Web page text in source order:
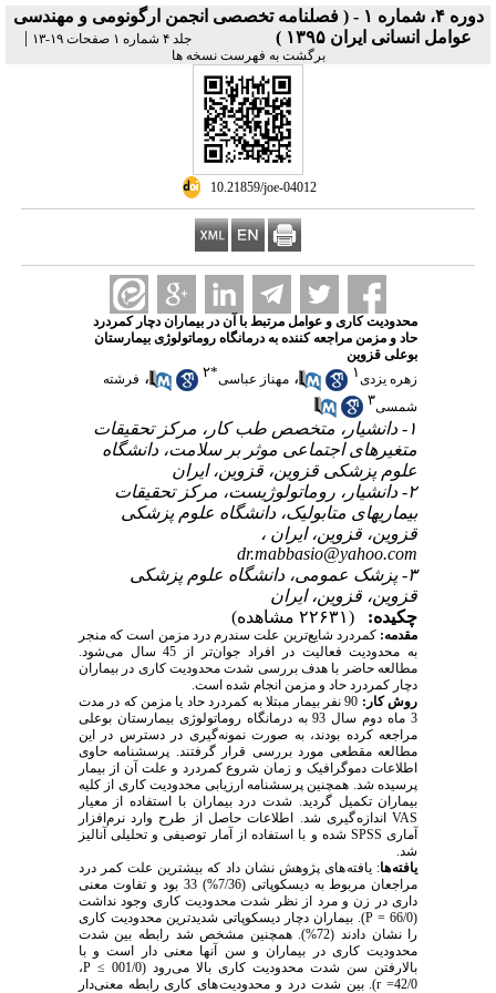
دوره ۴، شماره ۱ - ( فصلنامه تخصصی انجمن ارگونومی و مهندسی
عوامل انسانی ایران ۱۳۹۵ )
جلد ۴ شماره ۱ صفحات ۱۹-۱۳ |
برگشت به فهرست نسخه ها
‎ 10.21859/joe-04012
محدودیت کاری و عوامل مرتبط با آن در بیماران دچار کمردرد
حاد و مزمن مراجعه کننده به درمانگاه روماتولوژی بیمارستان
بوعلی قزوین
زهره یزدی۱ ، مهناز عباسی*۲ ، فرشته
شمسی۳
۱- دانشیار، متخصص طب کار، مرکز تحقیقات
متغیرهای اجتماعی موثر بر سلامت، دانشگاه
علوم پزشکی قزوین، قزوین، ایران
۲- دانشیار، روماتولوژیست، مرکز تحقیقات
بیماریهای متابولیک، دانشگاه علوم پزشکی
قزوین، قزوین، ایران ،
dr.mabbasio@yahoo.com
۳- پزشک عمومی، دانشگاه علوم پزشکی
قزوین، قزوین، ایران
چکیده:
(۲۲۶۳۱ مشاهده)
مقدمه: کمردرد شایعترین علت سندرم درد مزمن است که منجر
به محدودیت فعالیت در افراد جوانتر از 45 سال می
شود.
مطالعه حاضر با هدف بررسی شدت محدودیت کاری در بیماران
دچار کمردرد حاد و مزمن انجام شده است.
روش کار:
90 نفر بیمار مبتلا به کمردرد حاد یا مزمن که در مدت
3 ماه دوم سال 93 به درمانگاه روماتولوژی بیمارستان بوعلی
مراجعه کرده بودند، به صورت نمونهگیری در دسترس در این
مطالعه مقطعی مورد بررسی قرار گرفتند. پرسشنامه حاوی
اطلاعات دموگرافیک و زمان شروع کمردرد و علت آن از بیمار
پرسیده شد. همچنین پرسشنامه ارزیابی محدودیت کاری از کلیه
بیماران تکمیل گردید. شدت درد بیماران با استفاده از معیار
VASاندازه گیری شد. اطلاعات حاصل از طرح وارد نرم افزار
آماری SPSSشده و با استفاده از آمار توصیفی و تحلیلی آنالیز
شد.
یافتهها: یافته های پژوهش نشان داد که بیشترین علت کمر درد
مراجعان مربوط به دیسکوپاتی (7/36%) 33 بود و تفاوت معنی
داری در زن و مرد از نظر شدت محدودیت کاری وجود نداشت
(66/0 =
P). بیماران دچار دیسکوپاتی شدیدترین محدودیت کاری
را نشان دادند (72%). همچنین مشخص شد رابطه بین شدت
محدودیت کاری در بیماران و سن آنها معنی دار است و با
بالارفتن سن شدت محدودیت کاری بالا میرود (001/0 ≥ P،
42/0=
r). بین شدت درد و محدودیت های کاری رابطه معنیدار